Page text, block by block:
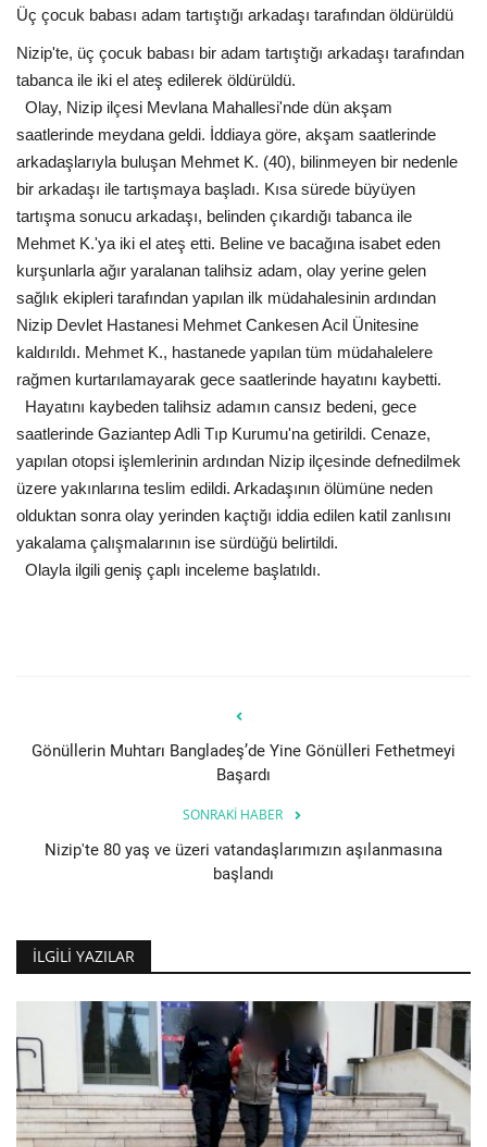
SAĞLIK
EĞİTİM
Resmiilan
Gaziantep..
Üç çocuk babası adam tartıştığı arkadaşı tarafından öldürüldü
Nizip'te, üç çocuk babası bir adam tartıştığı arkadaşı tarafından
tabanca ile iki el ateş edilerek öldürüldü.
Olay, Nizip ilçesi Mevlana Mahallesi'nde dün akşam
saatlerinde meydana geldi. İddiaya göre, akşam saatlerinde
arkadaşlarıyla buluşan Mehmet K. (40), bilinmeyen bir nedenle
bir arkadaşı ile tartışmaya başladı. Kısa sürede büyüyen
tartışma sonucu arkadaşı, belinden çıkardığı tabanca ile
Mehmet K.'ya iki el ateş etti. Beline ve bacağına isabet eden
kurşunlarla ağır yaralanan talihsiz adam, olay yerine gelen
sağlık ekipleri tarafından yapılan ilk müdahalesinin ardından
Nizip Devlet Hastanesi Mehmet Cankesen Acil Ünitesine
kaldırıldı. Mehmet K., hastanede yapılan tüm müdahalelere
rağmen kurtarılamayarak gece saatlerinde hayatını kaybetti.
Hayatını kaybeden talihsiz adamın cansız bedeni, gece
saatlerinde Gaziantep Adli Tıp Kurumu'na getirildi. Cenaze,
yapılan otopsi işlemlerinin ardından Nizip ilçesinde defnedilmek
üzere yakınlarına teslim edildi. Arkadaşının ölümüne neden
olduktan sonra olay yerinden kaçtığı iddia edilen katil zanlısını
yakalama çalışmalarının ise sürdüğü belirtildi.
Olayla ilgili geniş çaplı inceleme başlatıldı.
Gönüllerin Muhtarı Bangladeş’de Yine Gönülleri Fethetmeyi
Başardı
SONRAKI HABER
Nizip'te 80 yaş ve üzeri vatandaşlarımızın aşılanmasına
başlandı
İLGILI YAZILAR